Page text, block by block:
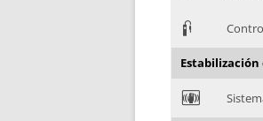
3
Estabilización
F